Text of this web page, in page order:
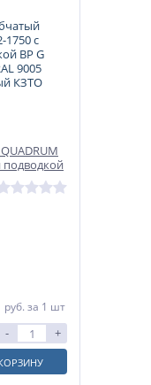
подводкой
9005
руб. за 1 шт
- +